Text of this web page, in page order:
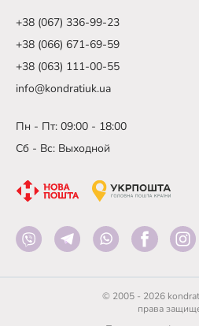
+38 (067) 336-99-23
+38 (066) 671-69-59
+38 (063) 111-00-55
info@kondratiuk.ua
Пн - Пт: 09:00 - 18:00
Сб - Вс: Выходной
© 2005 - 2026
права